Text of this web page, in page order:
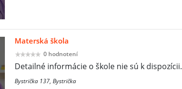
Materská škola
0 hodnotení
Detailné informácie o škole nie sú k dispozícii.
Bystrička 137, Bystrička